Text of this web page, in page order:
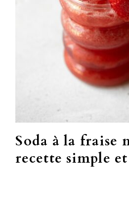
Soda à la fraise
recette simple